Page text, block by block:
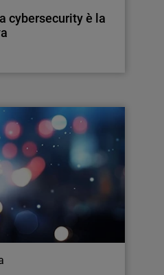
cybersecurity è la